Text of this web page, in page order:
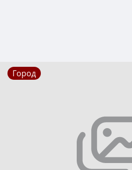
Город